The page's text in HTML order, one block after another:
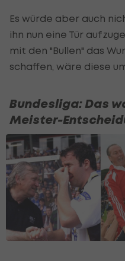
Es würde aber auch
ihn nun eine Tür
mit den "Bullen" das
schaffen, wäre diese
Bundesliga: Das
Meister-